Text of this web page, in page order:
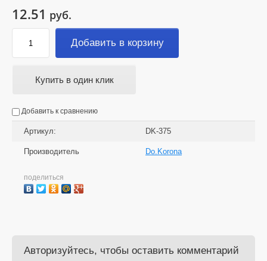
12.51 руб.
Добавить в корзину
Купить в один клик
Добавить к сравнению
Артикул: DK-375
Производитель Do.Korona
поделиться
Авторизуйтесь, чтобы оставить комментарий